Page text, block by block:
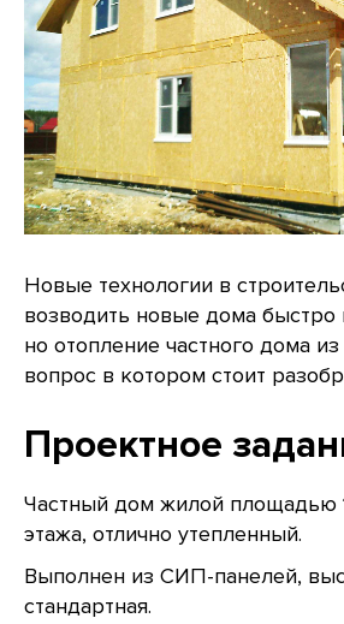
Новые технологии в
возводить новые дома быстро
но отопление частного дома
вопрос в котором стоит
Проектное
Частный дом жилой площадью
этажа, отлично утепленный.
Выполнен из СИП-панелей,
стандартная.